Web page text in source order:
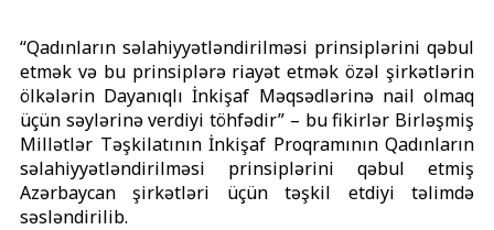
“Qadınların səlahiyyətləndirilməsi prinsiplərini qəbul
etmək və bu prinsiplərə riayət etmək özəl şirkətlərin
ölkələrin Dayanıqlı İnkişaf Məqsədlərinə nail olmaq
üçün səylərinə verdiyi töhfədir” – bu fikirlər Birləşmiş
Millətlər Təşkilatının İnkişaf Proqramının Qadınların
səlahiyyətləndirilməsi prinsiplərini qəbul etmiş
Azərbaycan şirkətləri üçün təşkil etdiyi təlimdə
səsləndirilib.